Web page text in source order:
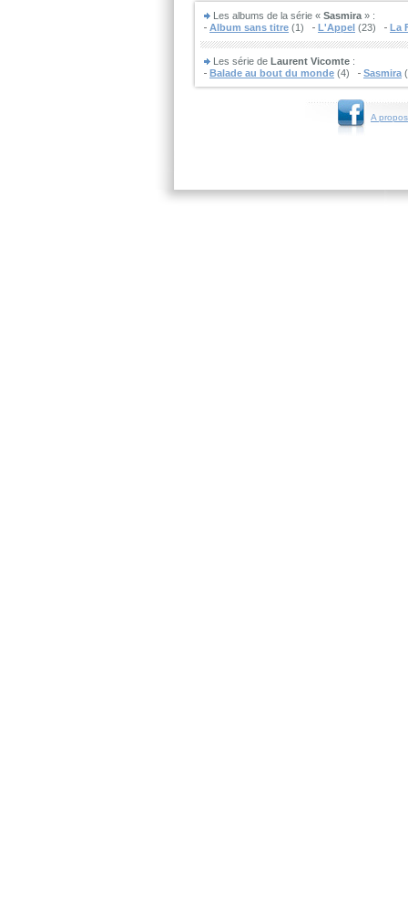
Les albums de la série « Sasmira » :
Album sans titre (1) L'Appel (23) La
Les série de Laurent Vicomte :
Balade au bout du monde (4) Sasmira
A